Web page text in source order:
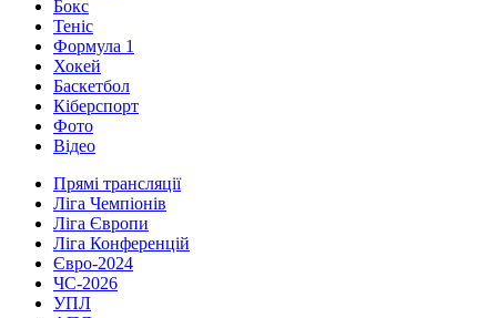
Бокс
Теніс
Формула 1
Хокей
Баскетбол
Кіберспорт
Фото
Відео
Прямі трансляції
Ліга Чемпіонів
Ліга Європи
Ліга Конференцій
Євро-2024
ЧС-2026
УПЛ